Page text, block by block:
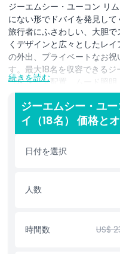
ジーエムシー・ユーコン リ
にない形でドバイを発見し
旅行者にふさわしい、大胆
くデザインと広々としたレ
の外出、プライベートなお
す。最大18名を収容できる
うなシート配置、ムード照
質なAVシステムを誇ります
際や、パーム・ジュメイラ
ル・シーフやスーク・マデ
探索する際でも、この車両
す。夕方のツアー、家族の
で、ジーエムシー・ユーコ
スはリクエストに応じて手
レンタル期間からお選びく
ー・ユーコンのリムジンツ
な旅をお楽しみください。
続きを読む
ジーエムシー・ユ
イ（18名） 価格と
日付を選択
人数
時間数 US$